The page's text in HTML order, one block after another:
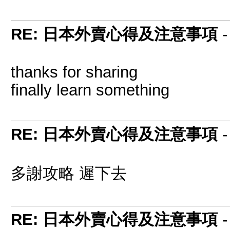
RE: 日本外賣心得及注意事項
thanks for sharing
finally learn something
RE: 日本外賣心得及注意事項
多謝攻略 遲下去
RE: 日本外賣心得及注意事項